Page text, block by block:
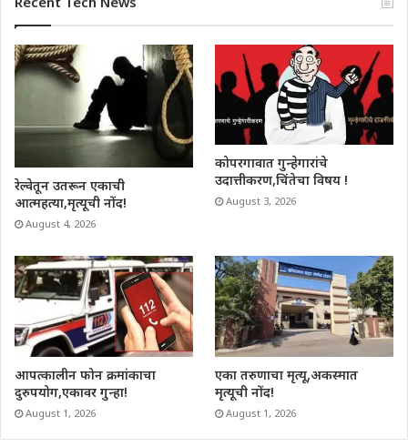
रेल्वेतून उतरून एकाची
आत्महत्या,मृत्यूची नोंद!
August 4, 2026
कोपरगावात गुन्हेगारांचे
उदात्तीकरण,चिंतेचा विषय !
August 3, 2026
आपत्कालीन फोन क्रमांकाचा
दुरुपयोग,एकावर गुन्हा!
August 1, 2026
एका तरुणाचा मृत्यू,अकस्मात
मृत्यूची नोंद!
August 1, 2026